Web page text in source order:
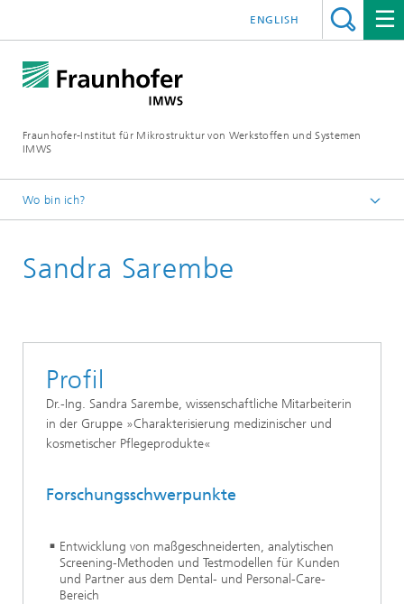
Fraunhofer-Institut für Mikrostruktur von Werkstoffen und Systemen
IMWS
ENGLISH
Wo bin ich?
Sandra Sarembe
Profil
Dr.-Ing. Sandra Sarembe, wissenschaftliche Mitarbeiterin
in der Gruppe »Charakterisierung medizinischer und
kosmetischer Pflegeprodukte«
Forschungsschwerpunkte
Entwicklung von maßgeschneiderten, analytischen
Screening-Methoden und Testmodellen für Kunden
und Partner aus dem Dental- und Personal-Care-
Bereich